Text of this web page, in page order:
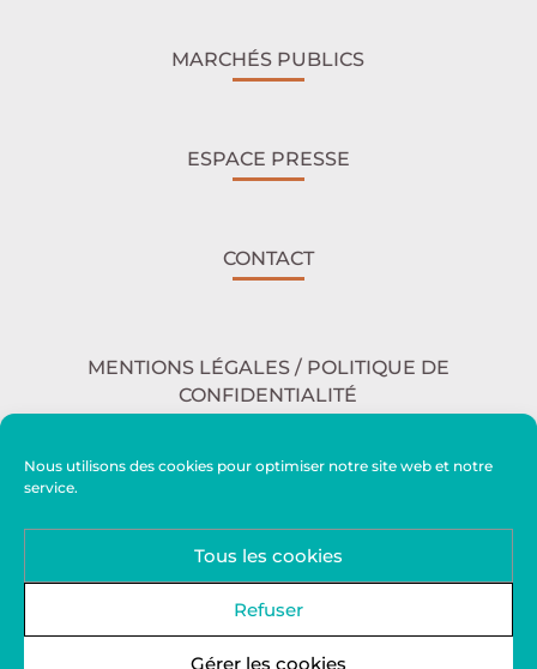
Nous utilisons des cookies pour optimiser notre site web et notre
service.
Tous les cookies
Refuser
Gérer les cookies
MARCHÉS PUBLICS
ESPACE PRESSE
CONTACT
MENTIONS LÉGALES / POLITIQUE DE
CONFIDENTIALITÉ